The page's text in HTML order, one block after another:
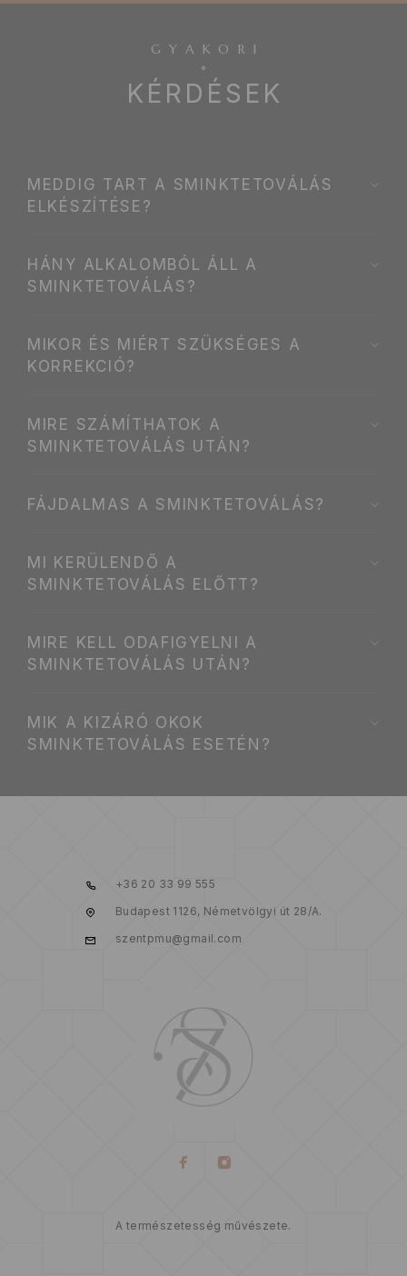
GYAKORI
KÉRDÉSEK
MEDDIG TART A SMINKTETOVÁLÁS
ELKÉSZÍTÉSE?
HÁNY ALKALOMBÓL ÁLL A
SMINKTETOVÁLÁS?
MIKOR ÉS MIÉRT SZÜKSÉGES A
KORREKCIÓ?
MIRE SZÁMÍTHATOK A
SMINKTETOVÁLÁS UTÁN?
FÁJDALMAS A SMINKTETOVÁLÁS?
MI KERÜLENDŐ A
SMINKTETOVÁLÁS ELŐTT?
MIRE KELL ODAFIGYELNI A
SMINKTETOVÁLÁS UTÁN?
MIK A KIZÁRÓ OKOK
SMINKTETOVÁLÁS ESETÉN?
+36 20 33 99 555
Budapest 1126, Németvölgyi út 28/A.
szentpmu@gmail.com
A természetesség művészete.